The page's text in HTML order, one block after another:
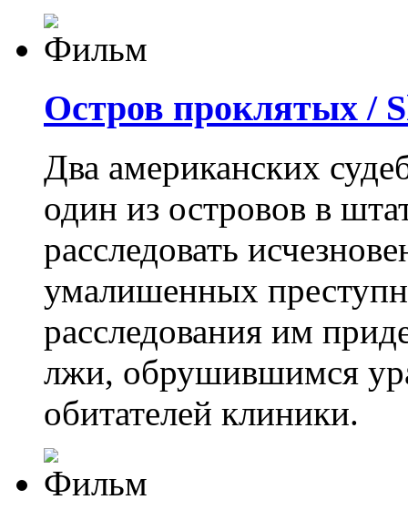
Остров проклятых /
Два американских
один из островов в
расследовать
умалишенных
расследования им
лжи, обрушившимся
обитателей клиники.